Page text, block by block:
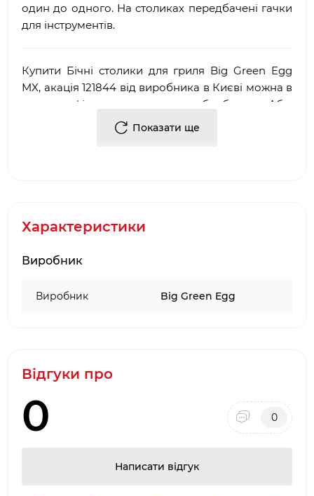
один до одного. На столиках передбачені гачки
для інструментів.
Купити Бічні столики для гриля Big Green Egg
MX, акація 121844 від виробника в Києві можна в
наших фірмових салонах барбекю. Або,
замовити Бічні столики для гриля Big Green Egg
MX, акація 121844, через інтернет-
·
Багаторічний досвід роботи у сфері
продажу
Egg
·
Наявність товару на складі виробника в
Києві
Показати ще
Характеристики
Виробник
Виробник Big Green Egg
Відгуки про
0 0
Написати відгук